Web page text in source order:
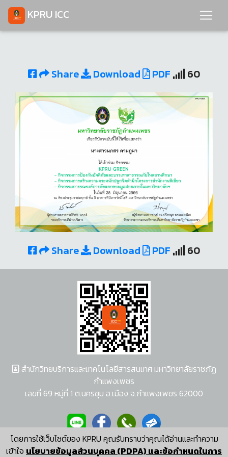
KPRU ICC
Share Download PDF 60
Share Download PDF 60
โดยการใช้เว็บไซต์ของ KPRU คุณรับทราบว่าคุณได้อ่านและทำความ
เข้าใจ นโยบายข้อมูลส่วนบุคคล (PDPA) และข้อกำหนดในการ
สำนักวิทยบริการและเทคโนโลยีสารสนเทศ มหาวิทยาลัยราชภัฏ
กำแพงเพชร
เลขที่ 69 หมู่ที่ 1 ต.นครชุม อ.เมือง จ.กำแพงเพชร 62000
ผู้พัฒนาระบบ อนุชา พวงผกา